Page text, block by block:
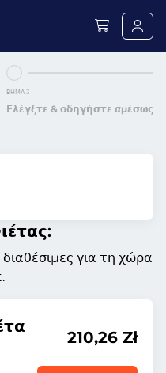
ΒΉΜΑ 3
Ελέγξτε & οδηγήστε αμέσως
για τη χώρα
210,26 Zł